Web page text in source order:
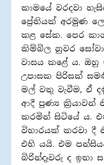
කාමයේ වරදවා
ප්‍රේතියක් අරමුණ
කළ සේක. පෙර
කිම්බිල නුවර
වාසය කළේ ය.
උපාසක පිරිසක්
මල් වතු වැවීම, ඒ
ආදී පුණ්‍ය
කරමින් සිටියේ ය.
විහාරයක් කරවා
එහි යයි. එම
බිරින්දෑවරු ද ඉතා